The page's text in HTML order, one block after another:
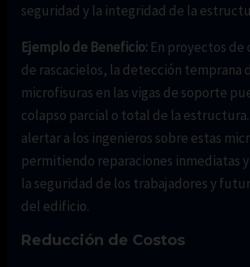
seguridad y la integridad de la
Ejemplo de Beneficio: En proyectos
de rascacielos, la detección temprana
microfisuras en las vigas de soporte
colapso parcial o total de la estructura.
alertar a los ingenieros sobre estas
permitiendo reparaciones inmediatas
la seguridad de los trabajadores y
del edificio.
Reducción de Costos